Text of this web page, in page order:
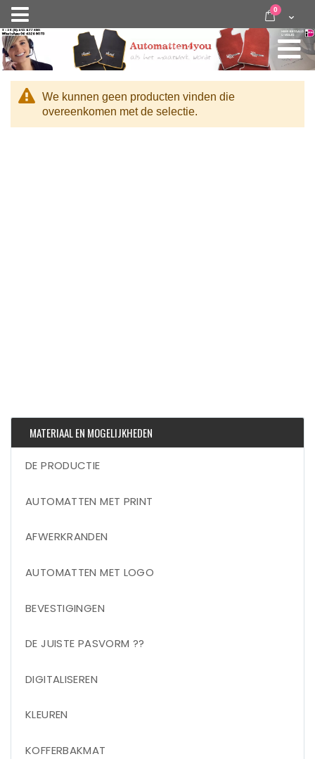
Nav
activeren
door
inhoud
Cart
0 items
We kunnen geen producten vinden die
overeenkomen met de selectie.
MATERIAAL EN MOGELIJKHEDEN
DE PRODUCTIE
AUTOMATTEN MET PRINT
AFWERKRANDEN
AUTOMATTEN MET LOGO
BEVESTIGINGEN
DE JUISTE PASVORM ??
DIGITALISEREN
KLEUREN
KOFFERBAKMAT